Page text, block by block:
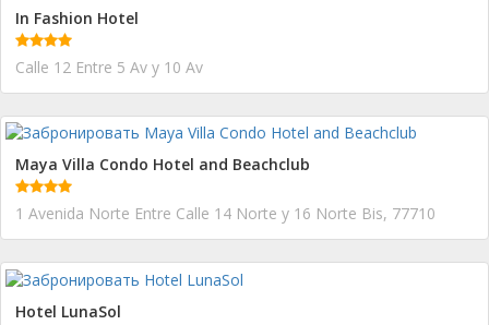
In Fashion Hotel
Calle 12 Entre 5 Av y 10 Av
Maya Villa Condo Hotel and Beachclub
1 Avenida Norte Entre Calle 14 Norte y 16 Norte Bis, 77710
Hotel LunaSol